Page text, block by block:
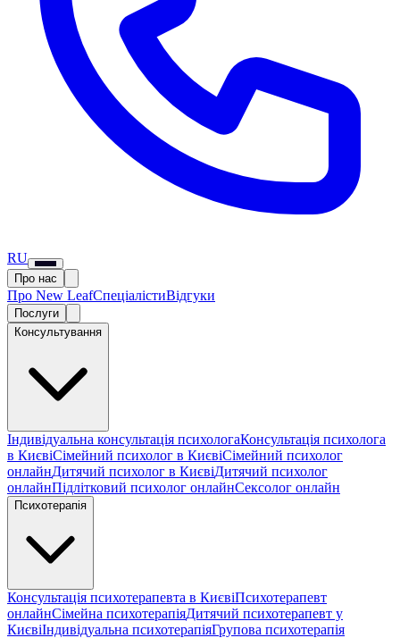
RU
Про нас
Про New LeafСпеціалістиВідгуки
Послуги
Консультування
Індивідуальна консультація психологаКонсультація психолога
в КиєвіСімейний психолог в КиєвіСімейний психолог
онлайнДитячий психолог в КиєвіДитячий психолог
онлайнПідлітковий психолог онлайнСексолог онлайн
Психотерапія
Консультація психотерапевта в КиєвіПсихотерапевт
онлайнСімейна психотерапіяДитячий психотерапевт у
КиєвіІндивідуальна психотерапіяГрупова психотерапія